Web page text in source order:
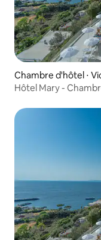
Chambre d'hôtel ⋅
Hôtel Mary -